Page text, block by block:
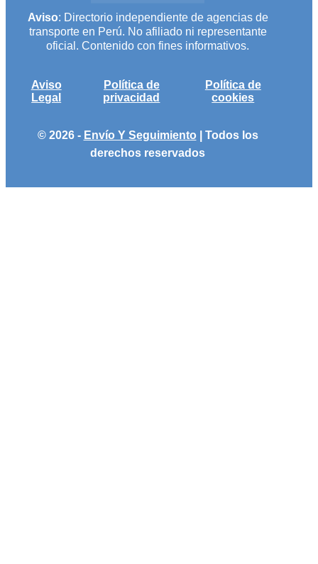
Aviso: Directorio independiente de agencias de
transporte en Perú. No afiliado ni representante
oficial. Contenido con fines informativos.
Aviso
Legal
Política de
privacidad
Política de
cookies
© 2026 - Envío Y Seguimiento | Todos los
derechos reservados